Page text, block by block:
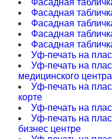
Фасадная
Фасадная
Фасадная
Фасадная
Фасадная
Уф-печать на
Уф-печать на
медицинского центра
Уф-печать на
корте
Уф-печать на
Уф-печать на
бизнес центре